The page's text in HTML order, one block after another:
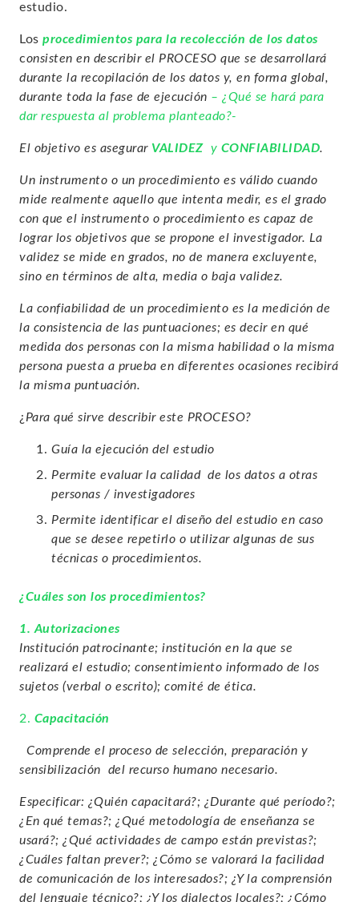
estudio.
Los procedimientos para la recolección de los datos
consisten en describir el PROCESO que se desarrollará
durante la recopilación de los datos y, en forma global,
durante toda la fase de ejecución – ¿Qué se hará para
dar respuesta al problema planteado?-
El objetivo es asegurar VALIDEZy CONFIABILIDAD.
Un instrumento o un procedimiento es válido cuando
mide realmente aquello que intenta medir, es el grado
con que el instrumento o procedimiento es capaz de
lograr los objetivos que se propone el investigador. La
validez se mide en grados, no de manera excluyente,
sino en términos de alta, media o baja validez.
La confiabilidad de un procedimiento es la medición de
la consistencia de las puntuaciones; es decir en qué
medida dos personas con la misma habilidad o la misma
persona puesta a prueba en diferentes ocasiones recibirá
la misma puntuación.
¿Para qué sirve describir este PROCESO?
Guía la ejecución del estudio
Permite evaluar la calidad de los datos a otras
personas / investigadores
Permite identificar el diseño del estudio en caso
que se desee repetirlo o utilizar algunas de sus
técnicas o procedimientos.
¿Cuáles son los procedimientos?
1. Autorizaciones
Institución patrocinante; institución en la que se
realizará el estudio; consentimiento informado de los
sujetos (verbal o escrito); comité de ética.
2. Capacitación
Comprende el proceso de selección, preparación y
sensibilización del recurso humano necesario.
Especificar: ¿Quién capacitará?; ¿Durante qué período?;
¿En qué temas?;¿Qué metodología de enseñanza se
usará?;¿Qué actividades de campo están previstas?;
¿Cuáles faltan prever?;¿Cómo se valorará la facilidad
de comunicación de los interesados?; ¿Y la comprensión
del lenguaje técnico?; ¿Y los dialectos locales?;¿Cómo